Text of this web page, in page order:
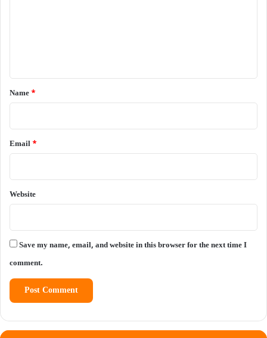
*
Name *
Email *
Website
Save my name, email, and website in this browser for the next time I
comment.